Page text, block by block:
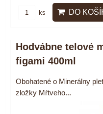
ks DO
Hodvábne telové
figami 400ml
Obohatené o Minerálny
zložky Mŕtveho...